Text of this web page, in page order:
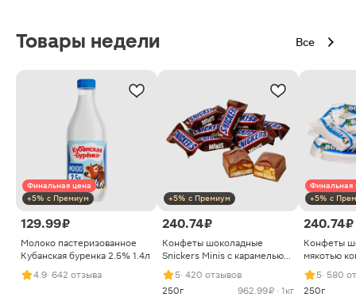
Товары недели Все
Финальная цена
+5% с Премиум
129.99 ₽
Молоко пастеризованное
Кубанская буренка 2.5% 1.4л
4.9· 642 отзыва
+5% с Премиум
240.74 ₽
Конфеты шоколадные
Snickers Minis с карамелью
арахисом и нугой
5· 420 отзывов
250г
962.99 ₽ · 1кг
Финальная
+5% с
240.74 ₽
Конфеты
мякотью
5· 580
250г